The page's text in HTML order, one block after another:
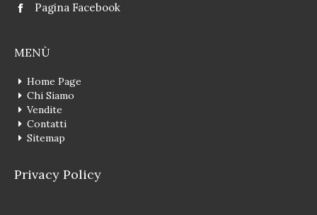
Pagina Facebook
MENÙ
Home Page
Chi Siamo
Vendite
Contatti
Sitemap
Privacy Policy